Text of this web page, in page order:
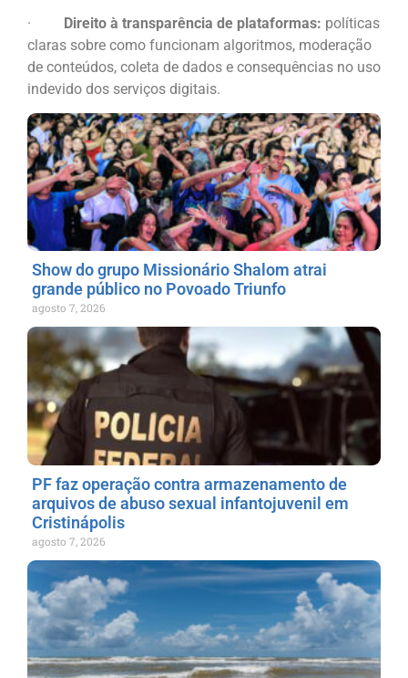
· Direito à transparência de plataformas: políticas
claras sobre como funcionam algoritmos, moderação
de conteúdos, coleta de dados e consequências no uso
indevido dos serviços digitais.
Show do grupo Missionário Shalom atrai
grande público no Povoado Triunfo
agosto 7, 2026
PF faz operação contra armazenamento de
arquivos de abuso sexual infantojuvenil em
Cristinápolis
agosto 7, 2026